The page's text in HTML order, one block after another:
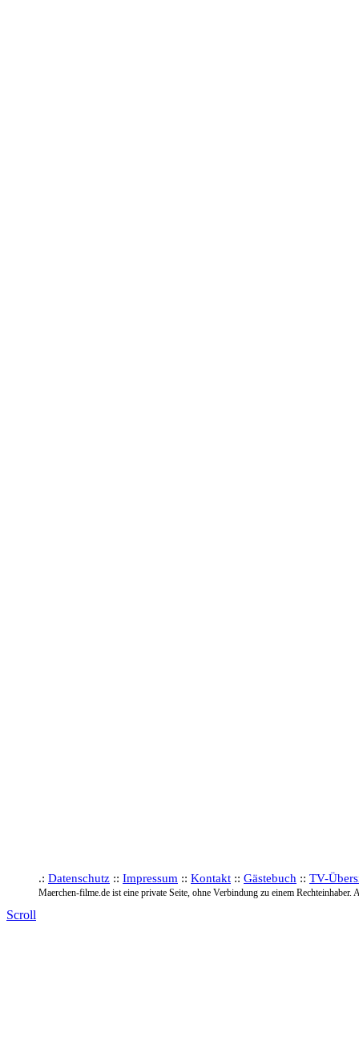
.: Datenschutz :: Impressum :: Kontakt :: Gästebuch :: TV-
Maerchen-filme.de ist eine private Seite, ohne Verbindung zu einem
Scroll